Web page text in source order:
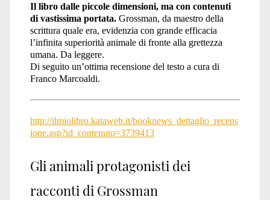
Il libro dalle piccole dimensioni, ma con contenuti
di vastissima portata.Grossman, da maestro della
scrittura quale era, evidenzia con grande efficacia
l’infinita superiorità animale di fronte alla grettezza
umana. Da leggere.
Di seguito un’ottima recensione del testo a cura di
Franco Marcoaldi.
http://ilmiolibro.kataweb.it/booknews_dettaglio_recens
ione.asp?id_contenuto=3739413
Gli animali protagonisti dei
racconti di Grossman